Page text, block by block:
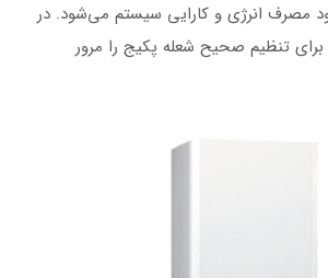
مصرف انرژی و کارایی سیستم می‌شود. در
برای تنظیم صحیح شعله پکیج را مرور